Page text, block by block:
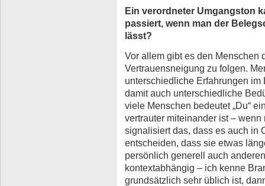
Ein verordneter Umgangston
passiert, wenn man der
lässt?
Vor allem gibt es den Menschen
Vertrauensneigung zu folgen.
unterschiedliche Erfahrungen
damit auch unterschiedliche
viele Menschen bedeutet „Du“
vertrauter miteinander ist –
signalisiert das, dass es auch in
entscheiden, dass sie etwas
persönlich generell auch
kontextabhängig – ich kenne
grundsätzlich sehr üblich ist,